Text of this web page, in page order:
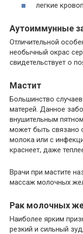
легкие
Аутоиммунные
Отличительной
необычный окрас
свидетельствует о
Мастит
Большинство
матерей. Данное
внушительным
может быть связано
молока или с
краснеет, даже
Врачи при мастите
массаж молочных
Рак молочных
Наиболее ярким
резкий и сильный